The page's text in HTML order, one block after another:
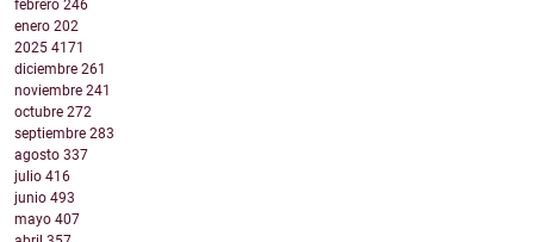
febrero 246
enero 202
2025 4171
diciembre 261
noviembre 241
octubre 272
septiembre 283
agosto 337
julio 416
junio 493
mayo 407